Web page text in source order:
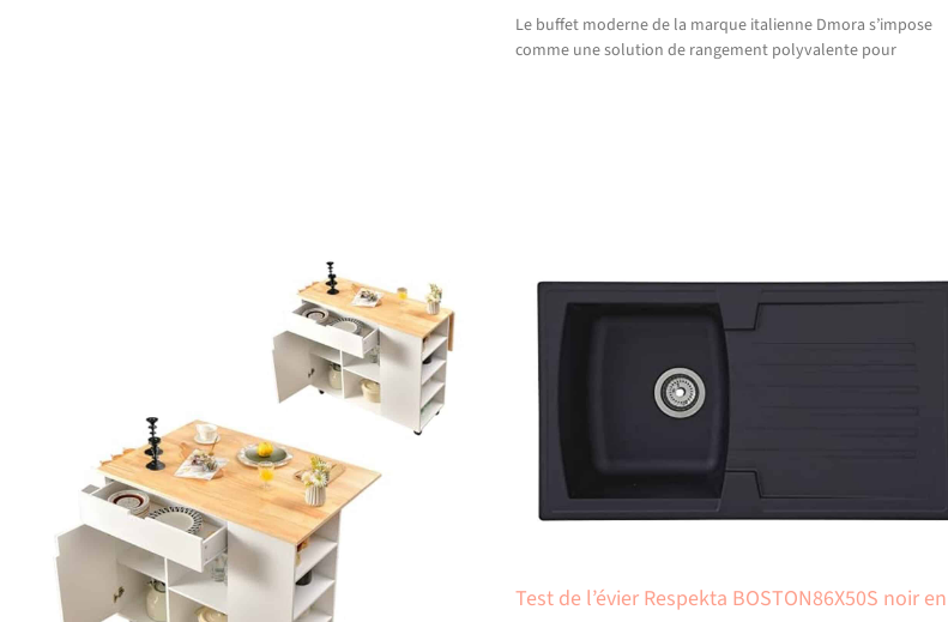
Le buffet moderne de la marque italienne Dmora s’impose
comme une solution de rangement polyvalente pour
Test de l’évier Respekta BOSTON86X50S noir en